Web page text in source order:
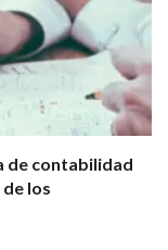
de contabilidad
los